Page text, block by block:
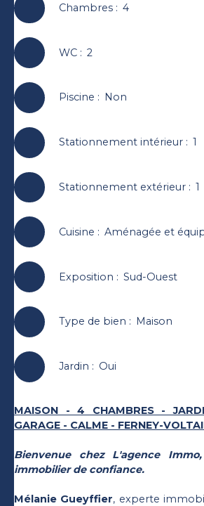
Chambres: 4
WC: 2
Piscine : Non
Stationnement intérieur: 1
Stationnement extérieur: 1
Cuisine : Aménagée et
Exposition : Sud-Ouest
Type de bien : Maison
Jardin : Oui
MAISON - 4 CHAMBRES -
GARAGE - CALME - FERNEY-
Bienvenue chez L'agence
immobilier de confiance.
Mélanie Gueyffier, experte